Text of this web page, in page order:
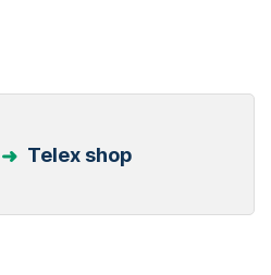
Telex shop